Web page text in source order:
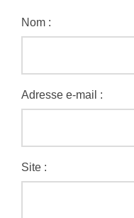
Nom :
Adresse e-mail :
Site :